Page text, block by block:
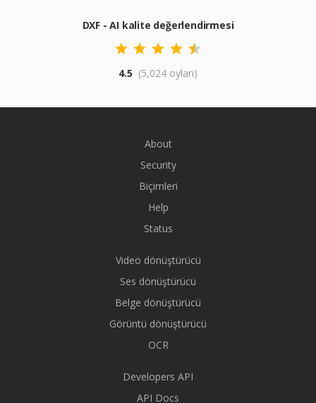
DXF - AI kalite değerlendirmesi
4.5 (5,024 oyları)
About
Security
Biçimleri
Help
Status
Video dönüştürücü
Ses dönüştürücü
Belge dönüştürücü
Görüntü dönüştürücü
OCR
Developers API
API Docs